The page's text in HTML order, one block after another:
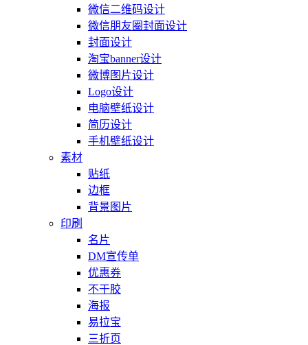
微信二维码设计
微信朋友圈封面设计
封面设计
淘宝banner设计
微博图片设计
Logo设计
电脑壁纸设计
简历设计
手机壁纸设计
素材
贴纸
边框
背景图片
印刷
名片
DM宣传单
优惠券
不干胶
海报
易拉宝
三折页